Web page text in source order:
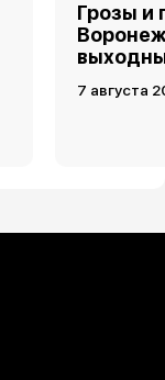
Грозы и
7 августа